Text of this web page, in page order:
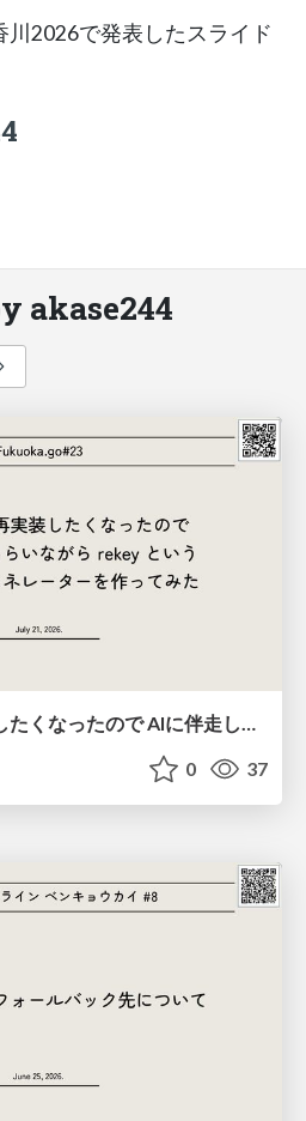
川2026で発表したスライド
akase244
mkpasswd を再実装したくなったので AIに伴走してもらいながら rekey という パスワードジェネレーターを作ってみた #fukuokago
0 37